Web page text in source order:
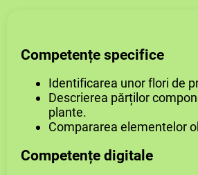
Competențe specifice
Identificarea unor flori de
Descrierea părților
plante.
Compararea elementelor
Competențe digitale